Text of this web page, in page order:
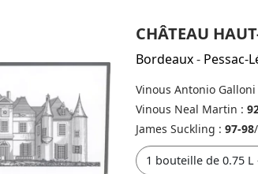
CHÂTEAU
Bordeaux- Pessac-
Vinous Antonio Galloni
Vinous Neal Martin :
James Suckling : 97-98/